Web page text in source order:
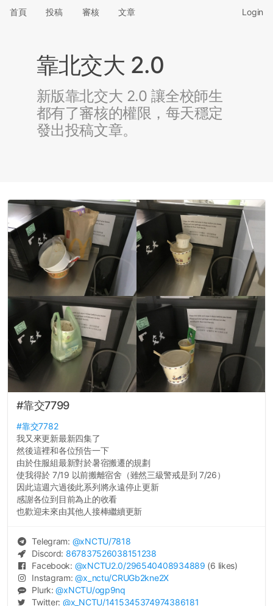
首頁 投稿 審核 文章 Login
靠北交大 2.0
新版靠北交大 2.0 讓全校師生
都有了審核的權限，每天穩定
發出投稿文章。
#靠交7799
#靠交7782
我又來更新最新四集了
然後這裡和各位預告一下
由於住服組最新對於暑宿搬遷的規劃
使我得於 7/19 以前搬離宿舍（雖然三級警戒是到 7/26）
因此這週六過後此系列將永遠停止更新
感謝各位到目前為止的收看
也歡迎未來由其他人接棒繼續更新
Telegram: @xNCTU/7818
Discord: 867837526038151238
Facebook: @xNCTU2.0/296540408934889 (6 likes)
Instagram:@x_nctu/CRUGb2kne2X
Plurk:@xNCTU/ogp9nq
Twitter: @x_NCTU/1415345374974386181